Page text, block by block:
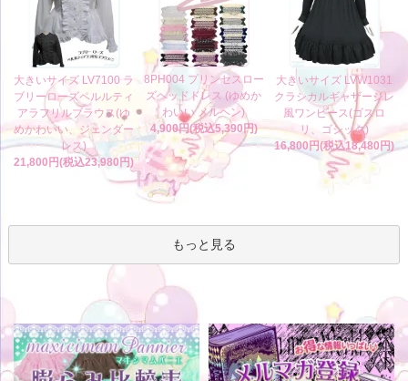
大きいサイズ LV7100 ラ
ブリーローズペルルティ
アラフリルブラウス(ゆ
めかわいい、ジェンダー
レス)
21,800円(税込23,980円)
8PH004 プリンセスロー
ズヘッドドレス (ゆめか
わいい メルヘン)
4,900円(税込5,390円)
大きいサイズ LVW1031
クラシカルギャザージレ
風ワンピース(ゴスロ
リ、ゴシック)
16,800円(税込18,480円)
もっと見る